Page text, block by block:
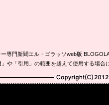
専門新聞エル・ゴラッソweb版
や「引用」の範囲を超えて使用する場
Copyright(C)2010-